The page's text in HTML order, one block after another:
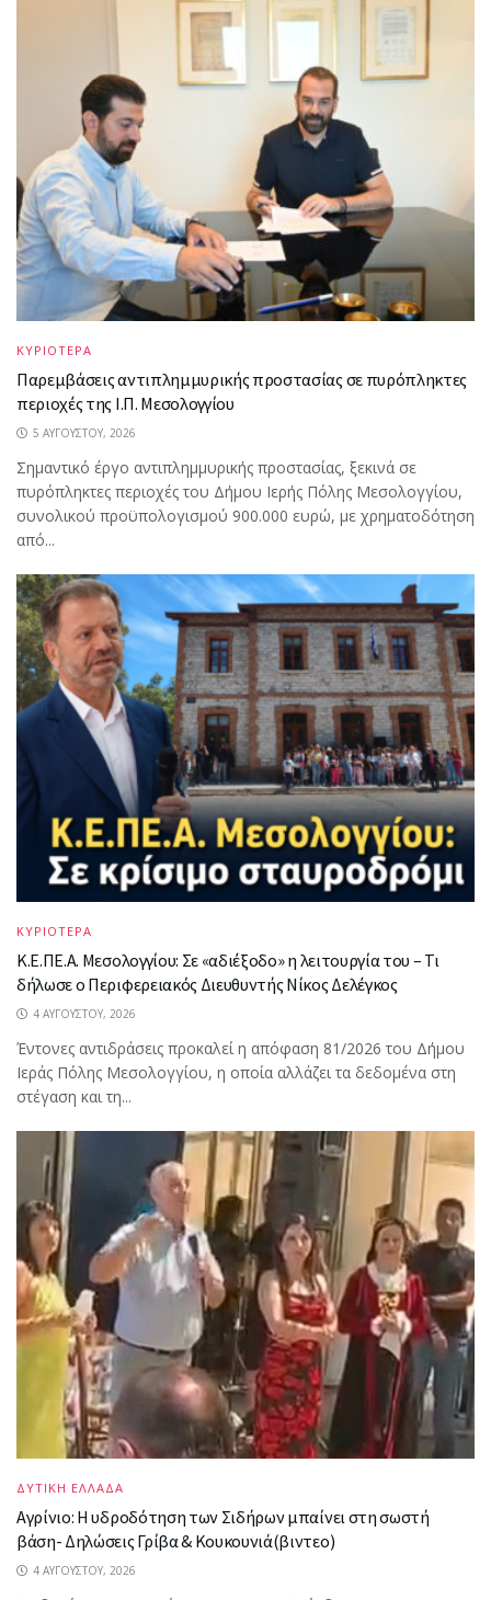
ΚΥΡΙΟΤΕΡΑ
Παρεμβάσεις αντιπλημμυρικής προστασίας σε πυρόπληκτες
περιοχές της Ι.Π. Μεσολογγίου
5 ΑΥΓΟΎΣΤΟΥ, 2026
Σημαντικό έργο αντιπλημμυρικής προστασίας, ξεκινά σε
πυρόπληκτες περιοχές του Δήμου Ιερής Πόλης Μεσολογγίου,
συνολικού προϋπολογισμού 900.000 ευρώ, με χρηματοδότηση
από...
ΚΥΡΙΟΤΕΡΑ
Κ.Ε.ΠΕ.Α. Μεσολογγίου: Σε «αδιέξοδο» η λειτουργία του – Τι
δήλωσε ο Περιφερειακός Διευθυντής Νίκος Δελέγκος
4 ΑΥΓΟΎΣΤΟΥ, 2026
Έντονες αντιδράσεις προκαλεί η απόφαση 81/2026 του Δήμου
Ιεράς Πόλης Μεσολογγίου, η οποία αλλάζει τα δεδομένα στη
στέγαση και τη...
ΔΥΤΙΚΗ ΕΛΛΑΔΑ
Αγρίνιο: Η υδροδότηση των Σιδήρων μπαίνει στη σωστή
βάση- Δηλώσεις Γρίβα & Κουκουνιά(βιντεο)
4 ΑΥΓΟΎΣΤΟΥ, 2026